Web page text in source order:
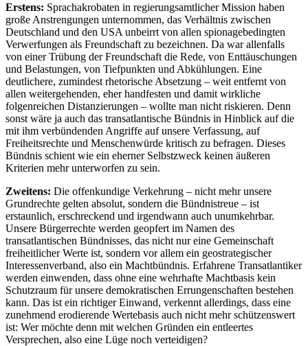
Erstens: Sprachakrobaten in regierungsamtlicher Mission haben
große Anstrengungen unternommen, das Verhältnis zwischen
Deutschland und den USA unbeirrt von allen spionagebedingten
Verwerfungen als Freundschaft zu bezeichnen. Da war allenfalls
von einer Trübung der Freundschaft die Rede, von Enttäuschungen
und Belastungen, von Tiefpunkten und Abkühlungen. Eine
deutlichere, zumindest rhetorische Absetzung – weit entfernt von
allen weitergehenden, eher handfesten und damit wirkliche
folgenreichen Distanzierungen – wollte man nicht riskieren. Denn
sonst wäre ja auch das transatlantische Bündnis in Hinblick auf die
mit ihm verbündenden Angriffe auf unsere Verfassung, auf
Freiheitsrechte und Menschenwürde kritisch zu befragen. Dieses
Bündnis schient wie ein eherner Selbstzweck keinen äußeren
Kriterien mehr unterworfen zu sein.
Zweitens: Die offenkundige Verkehrung – nicht mehr unsere
Grundrechte gelten absolut, sondern die Bündnistreue – ist
erstaunlich, erschreckend und irgendwann auch unumkehrbar.
Unsere Bürgerrechte werden geopfert im Namen des
transatlantischen Bündnisses, das nicht nur eine Gemeinschaft
freiheitlicher Werte ist, sondern vor allem ein geostrategischer
Interessenverband, also ein Machtbündnis. Erfahrene Transatlantiker
werden einwenden, dass ohne eine wehrhafte Machtbasis kein
Schutzraum für unsere demokratischen Errungenschaften bestehen
kann. Das ist ein richtiger Einwand, verkennt allerdings, dass eine
zunehmend erodierende Wertebasis auch nicht mehr schützenswert
ist: Wer möchte denn mit welchen Gründen ein entleertes
Versprechen, also eine Lüge noch verteidigen?